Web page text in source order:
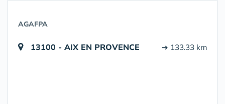
AGAFPA
13100 - AIX EN PROVENCE ➔ 133.33 km